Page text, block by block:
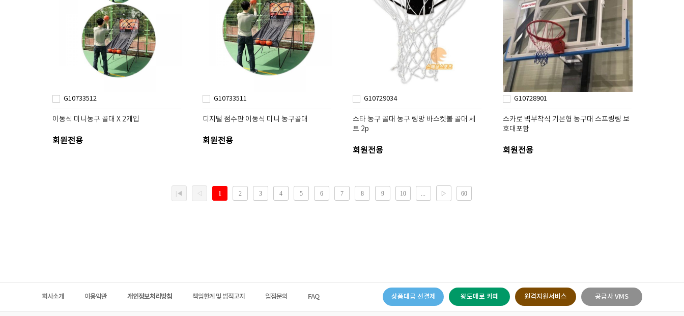
G10733512
이동식 미니농구 골대 X 2개입
회원전용
G10733511
디지털 점수판 이동식 미니 농구골대
회원전용
G10729034
스타 농구 골대 농구 링망 바스켓볼 골대 세
트 2p
회원전용
G10728901
스카로 벽부착식 기본형 농구대 스프링링 보
호대포함
회원전용
회사소개 이용약관 개인정보처리방침 책임한계 및 법적고지 입점문의 FAQ